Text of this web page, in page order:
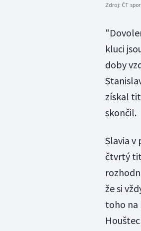
Zdroj: ČT
kluci
doby
získal
skončil.
Slavia v
čtvrtý
že si
toho na